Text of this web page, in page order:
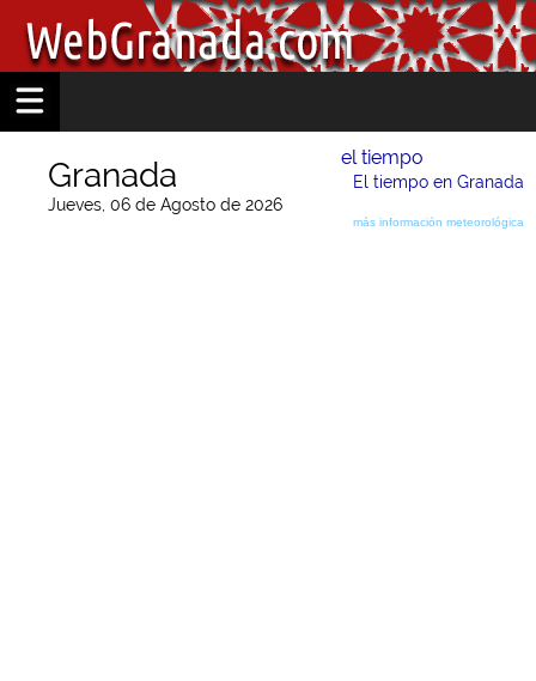
Granada
Jueves, 06 de Agosto de 2026
el tiempo
El tiempo en Granada
más información meteorológica